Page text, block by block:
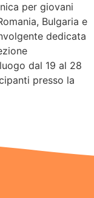
per giovani
Bulgaria e
dedicata
dal 19 al 28
presso la